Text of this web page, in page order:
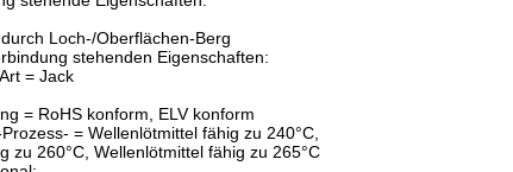
Loch-/Oberflächen-Berg
stehenden Eigenschaften:
= Jack
= RoHS konform, ELV konform
= Wellenlötmittel fähig zu 240°C,
zu 260°C, Wellenlötmittel fähig zu 265°C